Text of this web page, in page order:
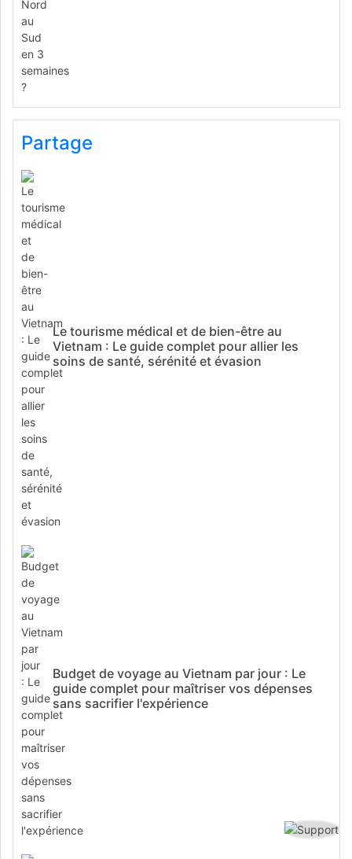
Partage
Le tourisme médical et de bien-être au
Vietnam : Le guide complet pour allier les
soins de santé, sérénité et évasion
Budget de voyage au Vietnam par jour : Le
guide complet pour maîtriser vos dépenses
sans sacrifier l'expérience